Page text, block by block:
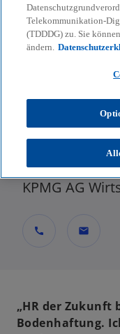
Simone
Managerin,
People &
KPMG AG
call mail
„HR der Zukunft
Bodenhaftung.
Telekommunikation-
(TDDDG) zu. Sie
ändern.